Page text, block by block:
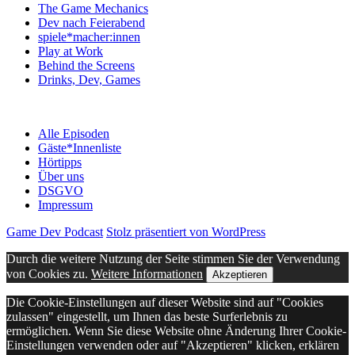
The Game Mechanics
Dev nach Feierabend
spiele*macher:innen
Play at Work
Behind the Screens
Drinks, Dev, Games
Alle Episoden
Gäste*Innenliste
Hörtipps
Über uns
DSGVO
Impressum
Game Dev Podcast Stolz präsentiert von WordPress
Durch die weitere Nutzung der Seite stimmen Sie der Verwendung
von Cookies zu. Weitere Informationen Akzeptieren
Die Cookie-Einstellungen auf dieser Website sind auf "Cookies
zulassen" eingestellt, um Ihnen das beste Surferlebnis zu
ermöglichen. Wenn Sie diese Website ohne Änderung Ihrer Cookie-
Einstellungen verwenden oder auf "Akzeptieren" klicken, erklären